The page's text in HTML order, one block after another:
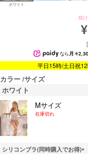
ホワイト
焼
¥
[
なら月々
平日15時/土日祝
カラー サイズ
ホワイト
Mサイズ
在庫切れ
シリコンブラ(同時購入でお得)